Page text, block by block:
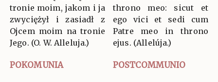
tronie moim, jakom i ja
zwyciężył i zasiadł z
Ojcem moim na tronie
Jego. (O. W. Alleluja.)
throno meo: sicut et
ego vici et sedi cum
Patre meo in throno
ejus. (Allelúja.)
POKOMUNIA POSTCOMMUNIO